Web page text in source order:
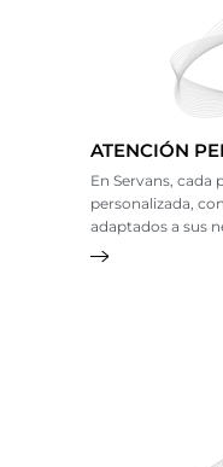
ATENCIÓN
En Servans,
personalizada,
adaptados a sus